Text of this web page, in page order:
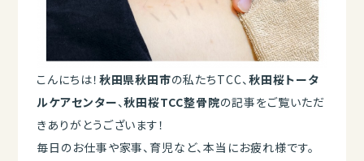
こんにちは！ 秋田県秋田市の私たちTCC、秋田桜トータ
ルケアセンター、秋田桜TCC整骨院の記事をご覧いただ
きありがとうございます！
毎日のお仕事や家事、育児など、本当にお疲れ様です。